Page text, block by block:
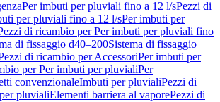
Per imbuti per pluviali fino a 12 l/sPezzi di
per pluviali fino a 12 l/sPer imbuti per
di ricambio per Per imbuti per pluviali fino
di fissaggio d40–200Sistema di fissaggio
di ricambio per AccessoriPer imbuti per
per Per imbuti per pluvialiPer
convenzionaleImbuti per pluvialiPezzi di
pluvialiElementi barriera al vaporePezzi di